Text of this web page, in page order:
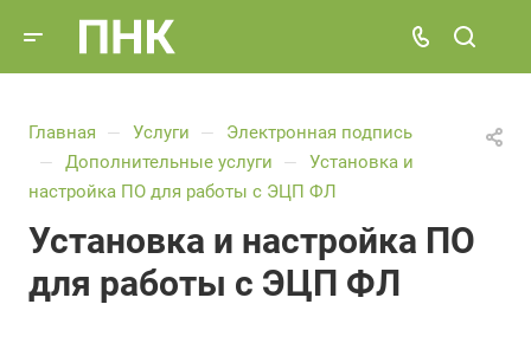
Главная — Услуги —
Электронная подпись
—
Дополнительные услуги —
Установка и
настройка ПО для работы с ЭЦП ФЛ
Установка и настройка ПО
для работы с ЭЦП ФЛ